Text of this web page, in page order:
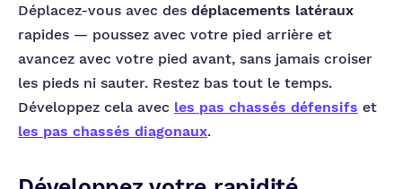
Déplacez-vous avec des déplacements latéraux
rapides — poussez avec votre pied arrière et
avancez avec votre pied avant, sans jamais croiser
les pieds ni sauter. Restez bas tout le temps.
Développez cela avec les pas chassés défensifs et
les pas chassés diagonaux.